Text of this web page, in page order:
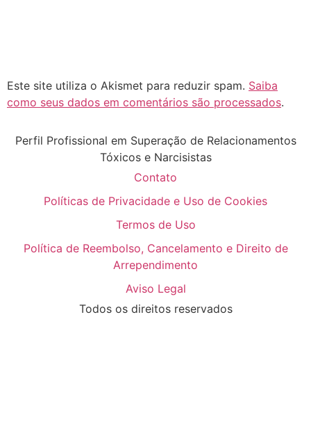
Este site utiliza o Akismet para reduzir spam. Saiba
como seus dados em comentários são processados.
Perfil Profissional em Superação de Relacionamentos
Tóxicos e Narcisistas
Contato
Políticas de Privacidade e Uso de Cookies
Termos de Uso
Política de Reembolso, Cancelamento e Direito de
Arrependimento
Aviso Legal
Todos os direitos reservados